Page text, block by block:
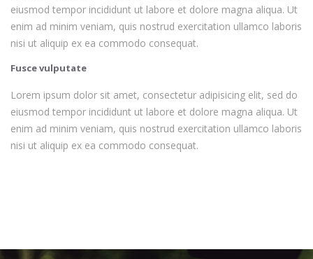
eiusmod tempor incididunt ut labore et dolore magna aliqua. Ut
enim ad minim veniam, quis nostrud exercitation ullamco laboris
nisi ut aliquip ex ea commodo consequat.
Fusce vulputate
Lorem ipsum dolor sit amet, consectetur adipisicing elit, sed do
eiusmod tempor incididunt ut labore et dolore magna aliqua. Ut
enim ad minim veniam, quis nostrud exercitation ullamco laboris
nisi ut aliquip ex ea commodo consequat.